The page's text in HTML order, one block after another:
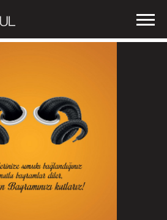
GLIESE?
İLETİŞİM